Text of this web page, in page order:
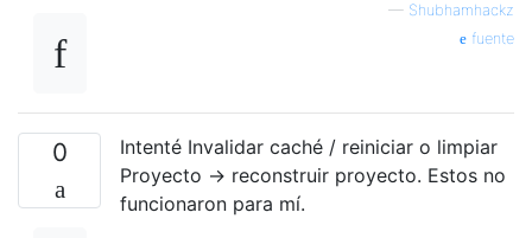
— Shubhamhackz
fuente
0
Intenté Invalidar caché / reiniciar o limpiar
Proyecto -> reconstruir proyecto. Estos no
funcionaron para mí.